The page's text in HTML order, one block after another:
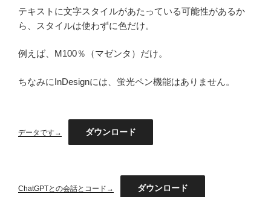
テキストに文字スタイルがあたっている可能性があるか
ら、スタイルは使わずに色だけ。
例えば、M100％（マゼンタ）だけ。
ちなみにInDesignには、蛍光ペン機能はありません。
データです→ ダウンロード
ChatGPTとの会話とコード→ ダウンロード